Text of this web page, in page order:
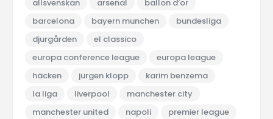
allsvenskan arsenal
ballon d‘or
barcelona
bayern munchen
bundesliga
djurgården
el classico
europa conference league
europa league
häcken
jurgen klopp
karim benzema
la liga
liverpool
manchester city
manchester united
napoli
premier league